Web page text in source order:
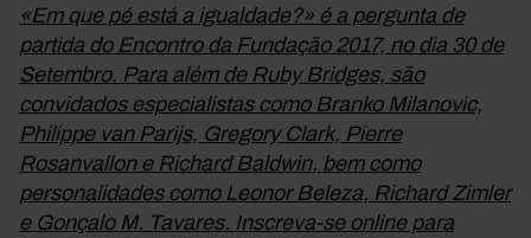
«Em que pé está a igualdade?» é a pergunta de
partida do Encontro da Fundação 2017, no dia 30 de
Setembro. Para além de Ruby Bridges, são
convidados especialistas como Branko Milanovic,
Philippe van Parijs, Gregory Clark, Pierre
Rosanvallon e Richard Baldwin, bem como
personalidades como Leonor Beleza, Richard Zimler
e Gonçalo M. Tavares. Inscreva-se online para